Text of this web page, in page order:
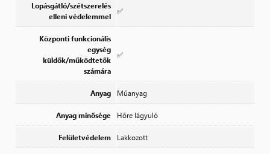
Lopásgátló/szétszerelés
elleni védelemmel
✅
Központi funkcionális
egység
küldők/működtetők
számára
✅
Anyag Műanyag
Anyag minősége Hőre lágyuló
Felületvédelem Lakkozott